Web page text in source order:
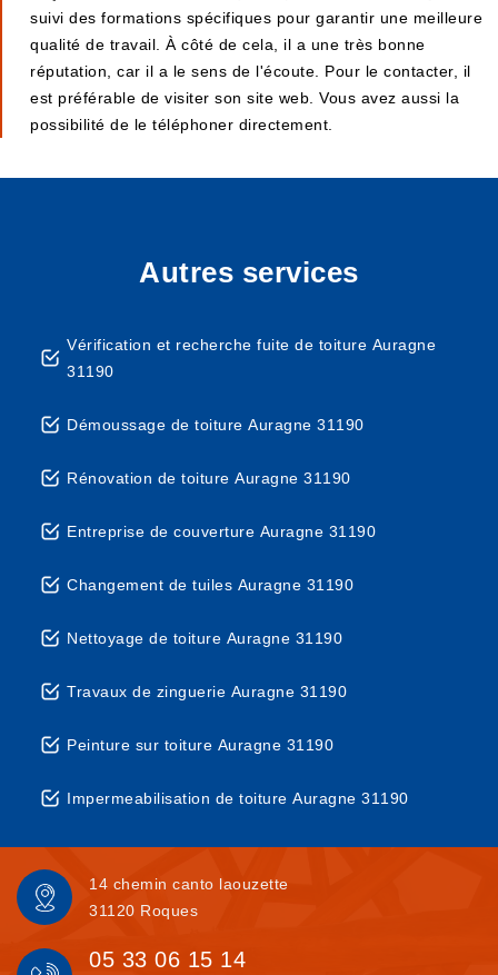
suivi des formations spécifiques pour garantir une meilleure
qualité de travail. À côté de cela, il a une très bonne
réputation, car il a le sens de l'écoute. Pour le contacter, il
est préférable de visiter son site web. Vous avez aussi la
possibilité de le téléphoner directement.
Autres services
Vérification et recherche fuite de toiture Auragne
31190
Démoussage de toiture Auragne 31190
Rénovation de toiture Auragne 31190
Entreprise de couverture Auragne 31190
Changement de tuiles Auragne 31190
Nettoyage de toiture Auragne 31190
Travaux de zinguerie Auragne 31190
Peinture sur toiture Auragne 31190
Impermeabilisation de toiture Auragne 31190
14 chemin canto laouzette
31120 Roques
05 33 06 15 14